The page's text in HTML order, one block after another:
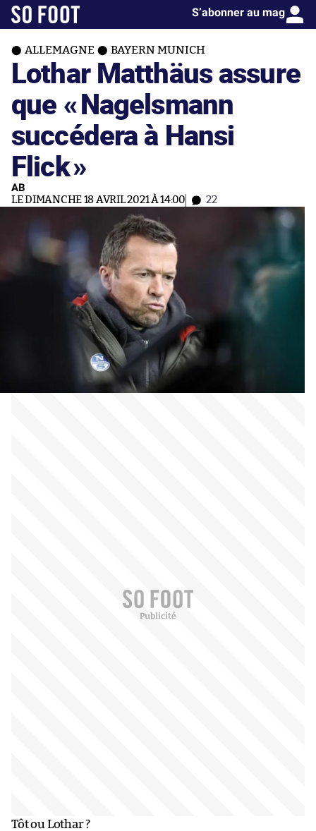
S’abonner au mag
ALLEMAGNE BAYERN MUNICH
Lothar Matthäus assure
que «Nagelsmann
succédera à Hansi
Flick»
AB
LE DIMANCHE 18 AVRIL 2021 À 14:00 22
Tôt ou Lothar ?